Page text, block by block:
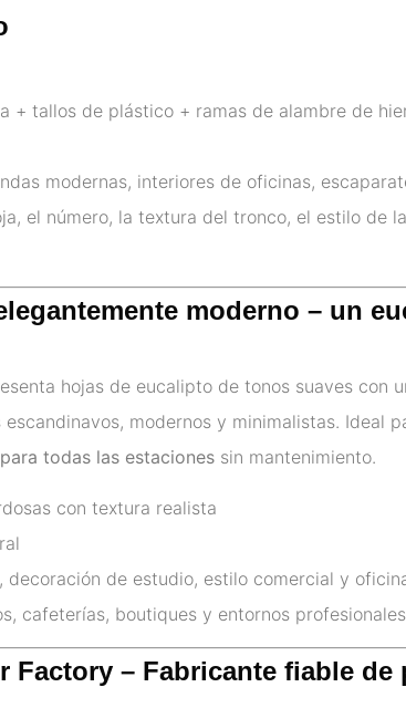
+ tallos de plástico + ramas de alambre de
modernas, interiores de oficinas,
el número, la textura del tronco, el estilo de
moderno – un
hojas de eucalipto de tonos suaves con
modernos y minimalistas. Ideal
todas las estaciones sin mantenimiento.
con textura realista
de estudio, estilo comercial y
cafeterías, boutiques y entornos profesionales
Factory – Fabricante fiable